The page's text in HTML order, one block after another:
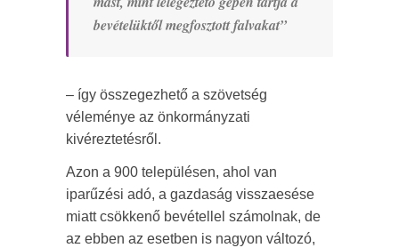
bevételüktől megfosztott falvakat”
– így összegezhető a szövetség
véleménye az önkormányzati
kivéreztetésről.
Azon a 900 településen, ahol van
iparűzési adó, a gazdaság visszaesése
miatt csökkenő bevétellel számolnak, de
az ebben az esetben is nagyon változó,